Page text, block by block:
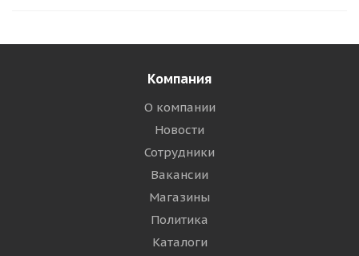
Компания
О компании
Новости
Сотрудники
Вакансии
Магазины
Политика
Каталоги